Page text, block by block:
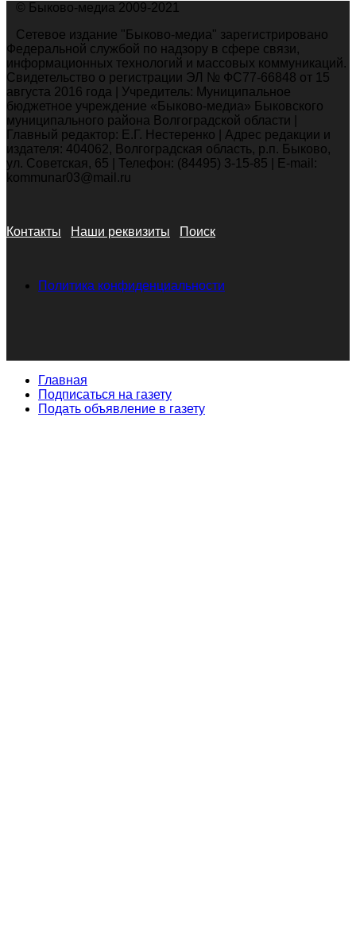
© Быково-медиа 2009-2021
Сетевое издание "Быково-медиа" зарегистрировано
Федеральной службой по надзору в сфере связи,
информационных технологий и массовых коммуникаций.
Свидетельство о регистрации ЭЛ № ФС77-66848 от 15
августа 2016 года | Учредитель: Муниципальное
бюджетное учреждение «Быково-медиа» Быковского
муниципального района Волгоградской области |
Главный редактор: Е.Г. Нестеренко | Адрес редакции и
издателя: 404062, Волгоградская область, р.п. Быково,
ул. Советская, 65 | Телефон: (84495) 3-15-85 | E-mail:
kommunar03@mail.ru
Контакты Наши реквизиты Поиск
Политика конфиденциальности
Главная
Подписаться на газету
Подать объявление в газету